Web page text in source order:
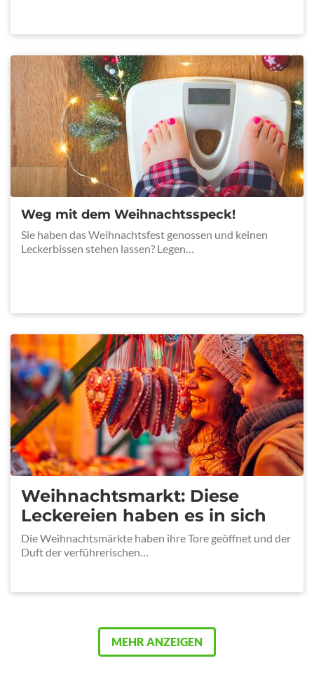
Weg mit dem Weihnachtsspeck!
Sie haben das Weihnachtsfest genossen und keinen
Leckerbissen stehen lassen? Legen…
Weihnachtsmarkt: Diese
Leckereien haben es in sich
Die Weihnachtsmärkte haben ihre Tore geöffnet und der
Duft der verführerischen…
MEHR ANZEIGEN